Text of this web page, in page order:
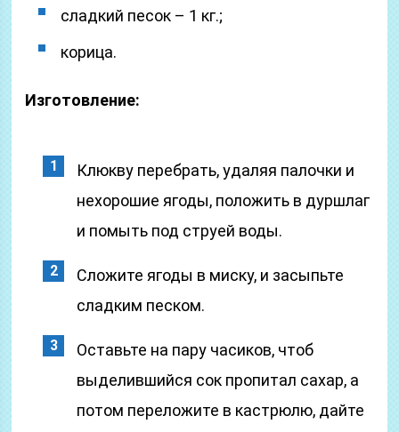
сладкий песок – 1 кг.;
корица.
Изготовление:
Клюкву перебрать, удаляя палочки и
нехорошие ягоды, положить в дуршлаг
и помыть под струей воды.
Сложите ягоды в миску, и засыпьте
сладким песком.
Оставьте на пару часиков, чтоб
выделившийся сок пропитал сахар, а
потом переложите в кастрюлю, дайте